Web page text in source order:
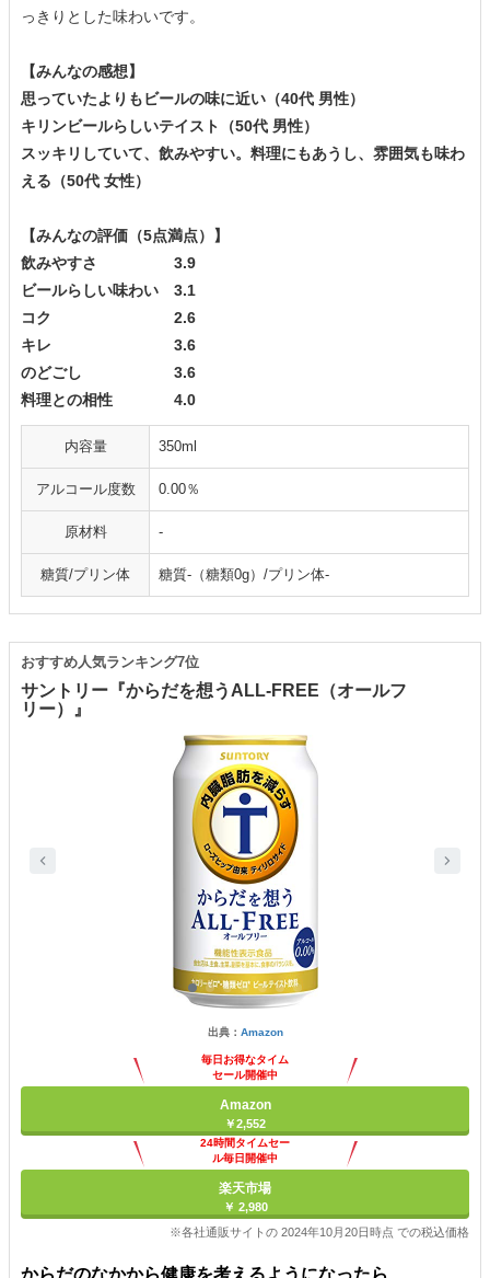
っきりとした味わいです。
【みんなの感想】
思っていたよりもビールの味に近い（40代 男性）
キリンビールらしいテイスト（50代 男性）
スッキリしていて、飲みやすい。料理にもあうし、雰囲気も味わ
える（50代 女性）
【みんなの評価（5点満点）】
飲みやすさ 3.9
ビールらしい味わい 3.1
コク 2.6
キレ 3.6
のどごし 3.6
料理との相性 4.0
内容量 350ml
アルコール度数 0.00％
原材料 -
糖質/プリン体 糖質-（糖類0g）/プリン体-
サントリー『からだを想うALL-FREE（オールフ
リー）』
おすすめ人気ランキング7位
出典： Amazon
毎日お得なタイム
セール開催中
Amazon
￥2,552
24時間タイムセー
ル毎日開催中
楽天市場
￥ 2,980
※各社通販サイトの 2024年10月20日時点 での税込価格